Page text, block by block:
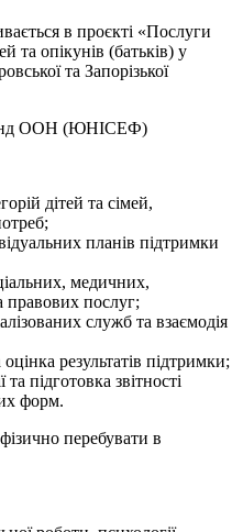
в проєкті «Послуги
та опікунів (батьків) у
та Запорізької
ООН (ЮНІСЕФ)
дітей та сімей,
планів підтримки
медичних,
правових послуг;
служб та взаємодія
результатів підтримки;
підготовка звітності
форм.
перебувати в